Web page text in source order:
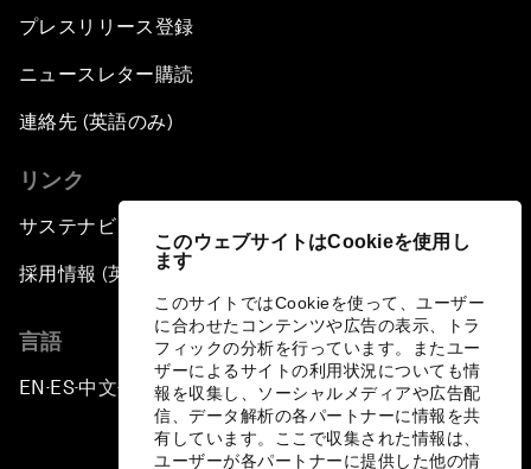
このウェブサイトはCookieを使用し
ます
このサイトではCookieを使って、ユーザー
に合わせたコンテンツや広告の表示、トラ
フィックの分析を行っています。またユー
ザーによるサイトの利用状況についても情
報を収集し、ソーシャルメディアや広告配
信、データ解析の各パートナーに情報を共
有しています。ここで収集された情報は、
ユーザーが各パートナーに提供した他の情
プレスリリース登録
ニュースレター購読
連絡先 (英語のみ)
リンク
サステナビリティへの取り組み
採用情報 (英語のみ)
言語
EN ▪ES▪中文▪ 日本語